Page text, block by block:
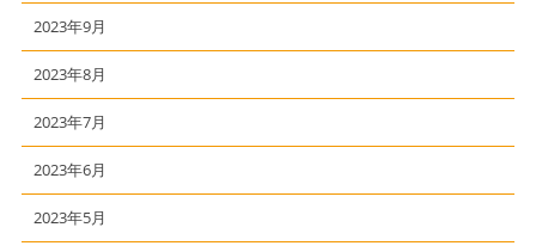
2023年9月
2023年8月
2023年7月
2023年6月
2023年5月